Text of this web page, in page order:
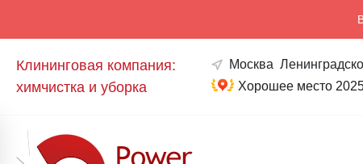
Клининговая компания:
химчистка и уборка
Москва
Хорошее место